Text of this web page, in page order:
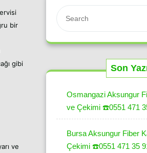
bir
gibi
ve
Son
Osmangazi Aksungur
ve Çekimi ☎️0551 471
Bursa Aksungur Fiber
Çekimi ☎️0551 471 35